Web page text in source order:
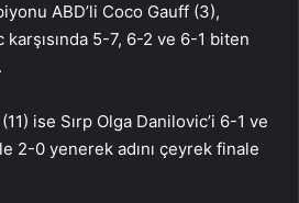
ABD’li Coco Gauff (3),
5-7, 6-2 ve 6-1 biten
ise Sırp Olga Danilovic’i 6-1 ve
2-0 yenerek adını çeyrek finale